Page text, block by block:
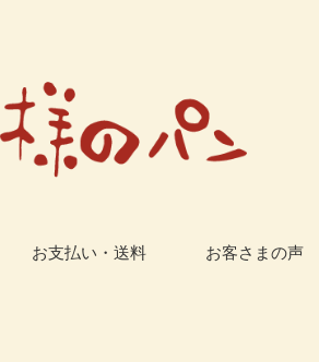
お支払い・送料 お客さまの声